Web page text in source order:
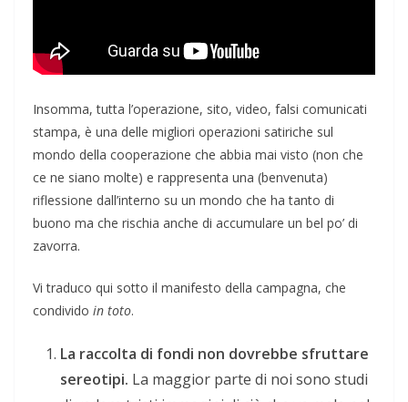
Insomma, tutta l’operazione, sito, video, falsi comunicati
stampa, è una delle migliori operazioni satiriche sul
mondo della cooperazione che abbia mai visto (non che
ce ne siano molte) e rappresenta una (benvenuta)
riflessione dall’interno su un mondo che ha tanto di
buono ma che rischia anche di accumulare un bel po’ di
zavorra.
Vi traduco qui sotto il manifesto della campagna, che
condivido in toto.
La raccolta di fondi non dovrebbe sfruttare
sereotipi. La maggior parte di noi sono studi